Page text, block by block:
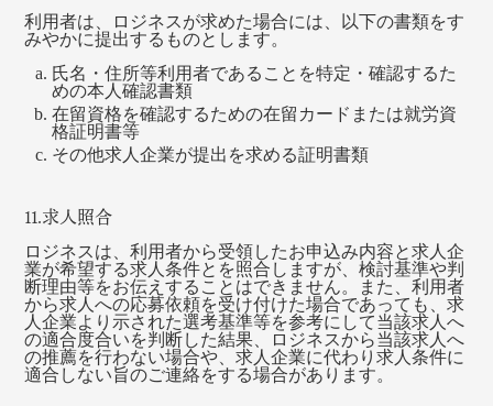
利用者は、ロジネスが求めた場合には、以下の書類をす
みやかに提出するものとします。
氏名・住所等利用者であることを特定・確認するた
めの本人確認書類
在留資格を確認するための在留カードまたは就労資
格証明書等
その他求人企業が提出を求める証明書類
11.求人照合
ロジネスは、利用者から受領したお申込み内容と求人企
業が希望する求人条件とを照合しますが、検討基準や判
断理由等をお伝えすることはできません。また、利用者
から求人への応募依頼を受け付けた場合であっても、求
人企業より示された選考基準等を参考にして当該求人へ
の適合度合いを判断した結果、ロジネスから当該求人へ
の推薦を行わない場合や、求人企業に代わり求人条件に
適合しない旨のご連絡をする場合があります。